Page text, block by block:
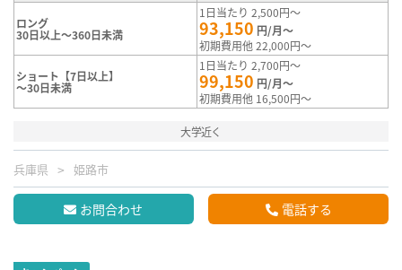
ロング
30日以上～360日未満
1日当たり 2,500円～
93,150 円/月～
初期費用他 22,000円～
ショート【7日以上】
～30日未満
1日当たり 2,700円～
99,150 円/月～
初期費用他 16,500円～
大学近く
兵庫県 姫路市
お問合わせ 電話する